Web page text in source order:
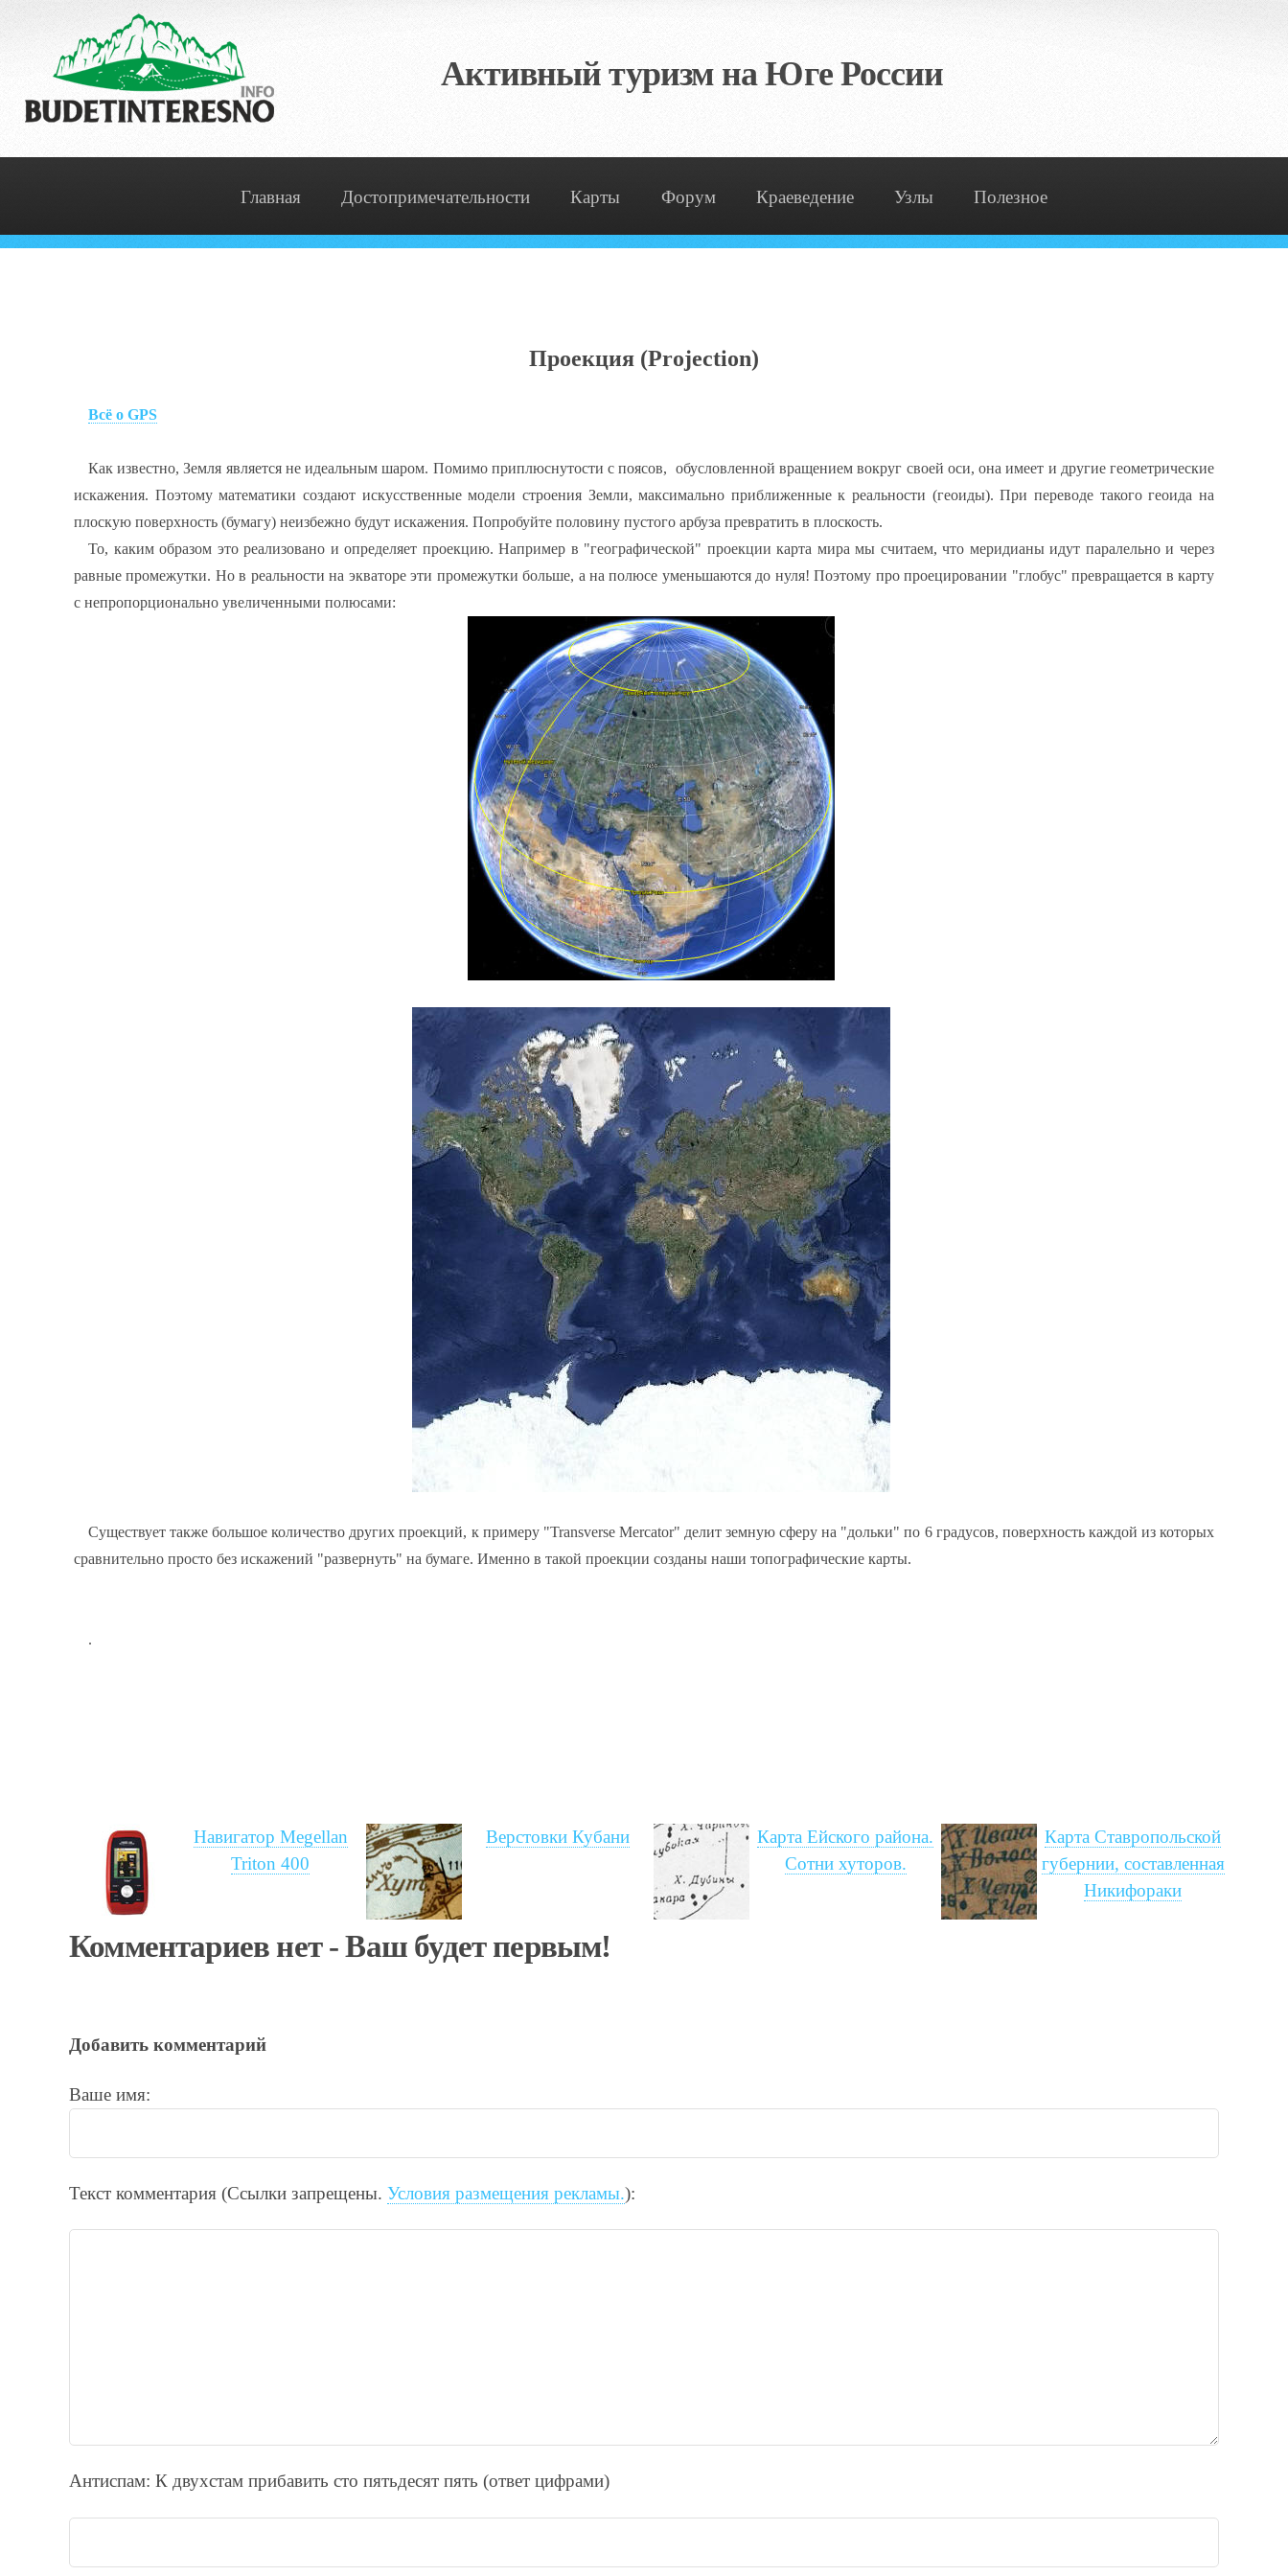
Активный туризм на Юге России
Главная Достопримечательности Карты Форум Краеведение Узлы Полезное
Проекция (Projection)
Всё о GPS
Как известно, Земля является не идеальным шаром. Помимо приплюснутости с поясов, обусловленной вращением вокруг своей оси, она имеет и другие геометрические
искажения. Поэтому математики создают искусственные модели строения Земли, максимально приближенные к реальности (геоиды). При переводе такого геоида на
плоскую поверхность (бумагу) неизбежно будут искажения. Попробуйте половину пустого арбуза превратить в плоскость.
То, каким образом это реализовано и определяет проекцию. Например в "географической" проекции карта мира мы считаем, что меридианы идут паралельно и через
равные промежутки. Но в реальности на экваторе эти промежутки больше, а на полюсе уменьшаются до нуля! Поэтому про проецировании "глобус" превращается в карту
с непропорционально увеличенными полюсами:
Существует также большое количество других проекций, к примеру "Transverse Mercator" делит земную сферу на "дольки" по 6 градусов, поверхность каждой из которых
сравнительно просто без искажений "развернуть" на бумаге. Именно в такой проекции созданы наши топографические карты.
.
Навигатор Megellan
Triton 400
Верстовки Кубани
Карта Ейского района.
Сотни хуторов.
Карта Ставропольской
губернии, составленная
Никифораки
Комментариев нет - Ваш будет первым!
Добавить комментарий
Ваше имя:
Текст комментария (Ссылки запрещены. Условия размещения рекламы.):
Антиспам: К двухcтам прибавить cто пятьдecят пять (ответ цифрами)